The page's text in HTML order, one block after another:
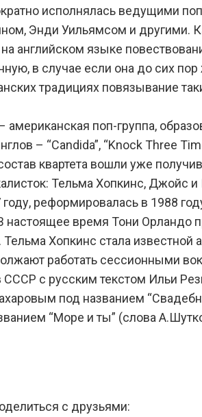
исполнялась ведущими
Энди Уильямсом и другими.
на английском языке
в случае если она до сих
традициях повязывание
американская поп-группа,
– “Candida”, “Knock Three
квартета вошли уже
Тельма Хопкинс, Джойс
реформировалась в 1988
настоящее время Тони Орландо
Хопкинс стала
работать сессионными
с русским текстом Ильи
под названием
“Море и ты” (слова
с друзьями: